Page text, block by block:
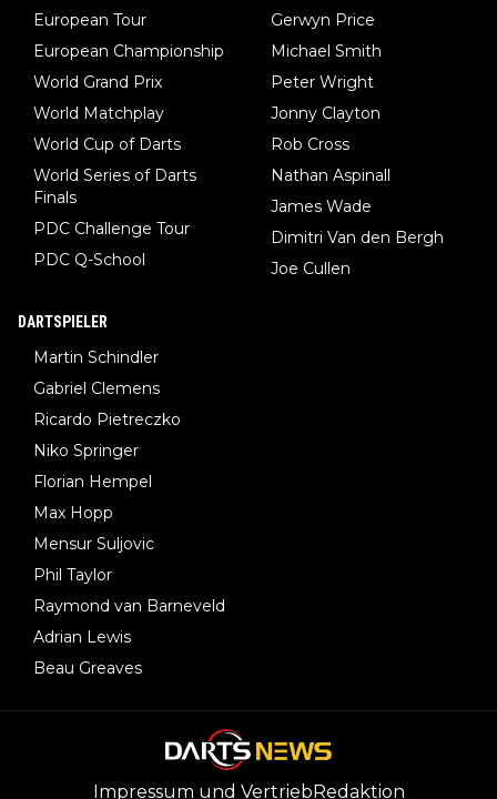
European Tour
European Championship
World Grand Prix
World Matchplay
World Cup of Darts
World Series of Darts
Finals
PDC Challenge Tour
PDC Q-School
Gerwyn Price
Michael Smith
Peter Wright
Jonny Clayton
Rob Cross
Nathan Aspinall
James Wade
Dimitri Van den Bergh
Joe Cullen
DARTSPIELER
Martin Schindler
Gabriel Clemens
Ricardo Pietreczko
Niko Springer
Florian Hempel
Max Hopp
Mensur Suljovic
Phil Taylor
Raymond van Barneveld
Adrian Lewis
Beau Greaves
Impressum und Vertrieb Redaktion